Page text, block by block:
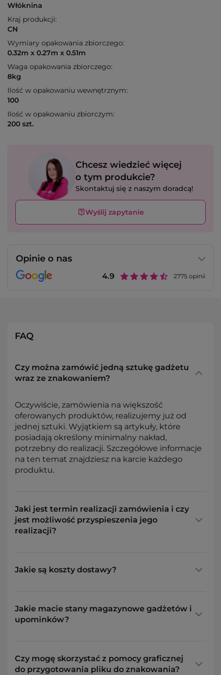
Włóknina
Kraj produkcji:
CN
Wymiary opakowania zbiorczego:
0.32m x 0.27m x 0.51m
Waga opakowania zbiorczego:
8kg
Ilość w opakowaniu wewnętrznym:
100
Ilość w opakowaniu zbiorczym:
200 szt.
Chcesz wiedzieć więcej
o tym produkcie?
Skontaktuj się z naszym doradcą!
Wyślij zapytanie
Opinie o nas
4.9 2775 opinii
FAQ
Czy można zamówić jedną sztukę gadżetu
wraz ze znakowaniem?
Oczywiście, zamówienia na większość
oferowanych produktów, realizujemy już od
jednej sztuki. Wyjątkiem są artykuły, które
posiadają określony minimalny nakład,
potrzebny do realizacji. Szczegółowe informacje
na ten temat znajdziesz na karcie każdego
produktu.
Jaki jest termin realizacji zamówienia i czy
jest możliwość przyspieszenia jego
realizacji?
Jakie są koszty dostawy?
Jakie macie stany magazynowe gadżetów i
upominków?
Czy mogę skorzystać z pomocy graficznej
do przygotowania pliku do znakowania?